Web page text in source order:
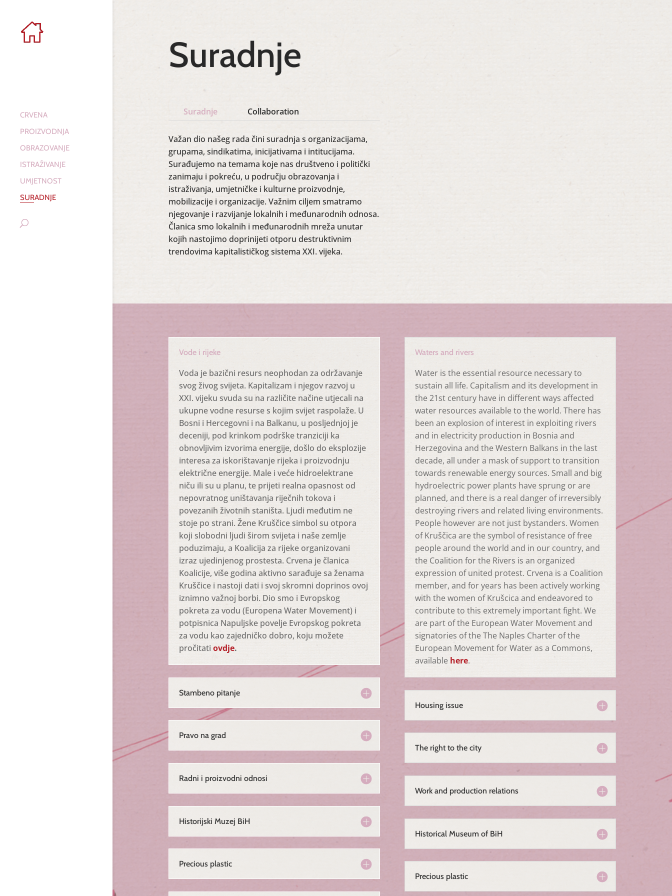
CRVENA
PROIZVODNJA
OBRAZOVANJE
ISTRAŽIVANJE
UMJETNOST
SURADNJE
Suradnje
Suradnje Collaboration
Važan dio našeg rada čini suradnja s organizacijama,
grupama, sindikatima, inicijativama i intitucijama.
Surađujemo na temama koje nas društveno i politički
zanimaju i pokreću, u području obrazovanja i
istraživanja, umjetničke i kulturne proizvodnje,
mobilizacije i organizacije. Važnim ciljem smatramo
njegovanje i razvijanje lokalnih i međunarodnih odnosa.
Članica smo lokalnih i međunarodnih mreža unutar
kojih nastojimo doprinijeti otporu destruktivnim
trendovima kapitalističkog sistema XXI. vijeka.
Vode i rijeke
Voda je bazični resurs neophodan za održavanje
svog živog svijeta. Kapitalizam i njegov razvoj u
XXI. vijeku svuda su na različite načine utjecali na
ukupne vodne resurse s kojim svijet raspolaže. U
Bosni i Hercegovni i na Balkanu, u posljednjoj je
deceniji, pod krinkom podrške tranziciji ka
obnovljivim izvorima energije, došlo do eksplozije
interesa za iskorištavanje rijeka i proizvodnju
električne energije. Male i veće hidroelektrane
niču ili su u planu, te prijeti realna opasnost od
nepovratnog uništavanja riječnih tokova i
povezanih životnih staništa. Ljudi međutim ne
stoje po strani. Žene Kruščice simbol su otpora
koji slobodni ljudi širom svijeta i naše zemlje
poduzimaju, a Koalicija za rijeke organizovani
izraz ujedinjenog prostesta. Crvena je članica
Koalicije, više godina aktivno sarađuje sa ženama
Kruščice i nastoji dati i svoj skromni doprinos ovoj
iznimno važnoj borbi. Dio smo i Evropskog
pokreta za vodu (Europena Water Movement) i
potpisnica Napuljske povelje Evropskog pokreta
za vodu kao zajedničko dobro, koju možete
pročitati ovdje.
Stambeno pitanje
Pravo na grad
Radni i proizvodni odnosi
Historijski Muzej BiH
Precious plastic
Waters and rivers
Water is the essential resource necessary to
sustain all life. Capitalism and its development in
the 21st century have in different ways affected
water resources available to the world. There has
been an explosion of interest in exploiting rivers
and in electricity production in Bosnia and
Herzegovina and the Western Balkans in the last
decade, all under a mask of support to transition
towards renewable energy sources. Small and big
hydroelectric power plants have sprung or are
planned, and there is a real danger of irreversibly
destroying rivers and related living environments.
People however are not just bystanders. Women
of Kruščica are the symbol of resistance of free
people around the world and in our country, and
the Coalition for the Rivers is an organized
expression of united protest. Crvena is a Coalition
member, and for years has been actively working
with the women of Krušcica and endeavored to
contribute to this extremely important fight. We
are part of the European Water Movement and
signatories of the The Naples Charter of the
European Movement for Water as a Commons,
available here.
Housing issue
The right to the city
Work and production relations
Historical Museum of BiH
Precious plastic